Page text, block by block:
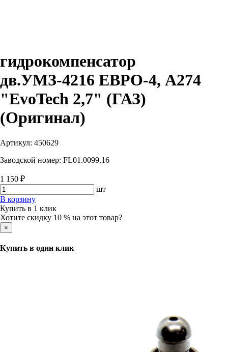
гидрокомпенсатор
дв.УМЗ-4216 ЕВРО-4, А274
"EvoTech 2,7" (ГАЗ)
(Оригинал)
Артикул: 450629
Заводской номер: FL01.0099.16
1 150 ₽
шт
В корзину
Купить в 1 клик
Хотите скидку 10 % на этот товар?
×
Купить в один клик